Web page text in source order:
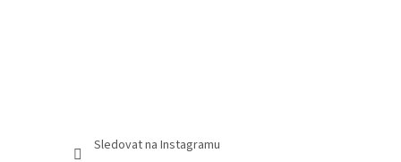
Sledovat na Instagramu